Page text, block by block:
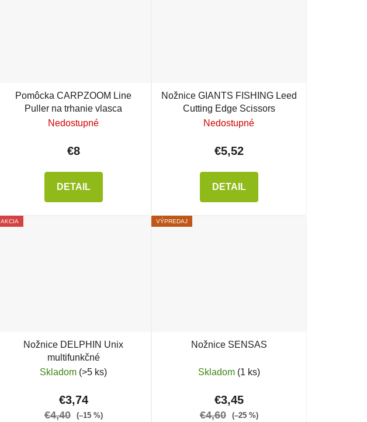
Pomôcka CARPZOOM Line
Puller na trhanie vlasca
Nedostupné
€8
DETAIL
Nožnice GIANTS FISHING Leed
Cutting Edge Scissors
Nedostupné
€5,52
DETAIL
AKCIA
Nožnice DELPHIN Unix
multifunkčné
Skladom (>5 ks)
€3,74
€4,40 (–15 %)
VÝPREDAJ
Nožnice SENSAS
Skladom (1 ks)
€3,45
€4,60 (–25 %)